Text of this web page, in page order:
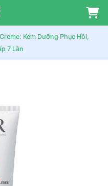
Kem Dưỡng Phục Hồi,
7 Lần